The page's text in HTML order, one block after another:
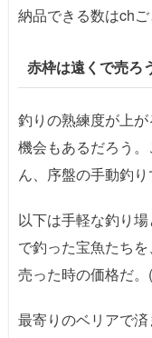
納品できる数はchご
赤枠は遠くで売ろ
釣りの熟練度が上
機会もあるだろう
ん、序盤の手動釣
以下は手軽な釣り
で釣った宝魚たち
売った時の価格だ
最寄りのベリアで